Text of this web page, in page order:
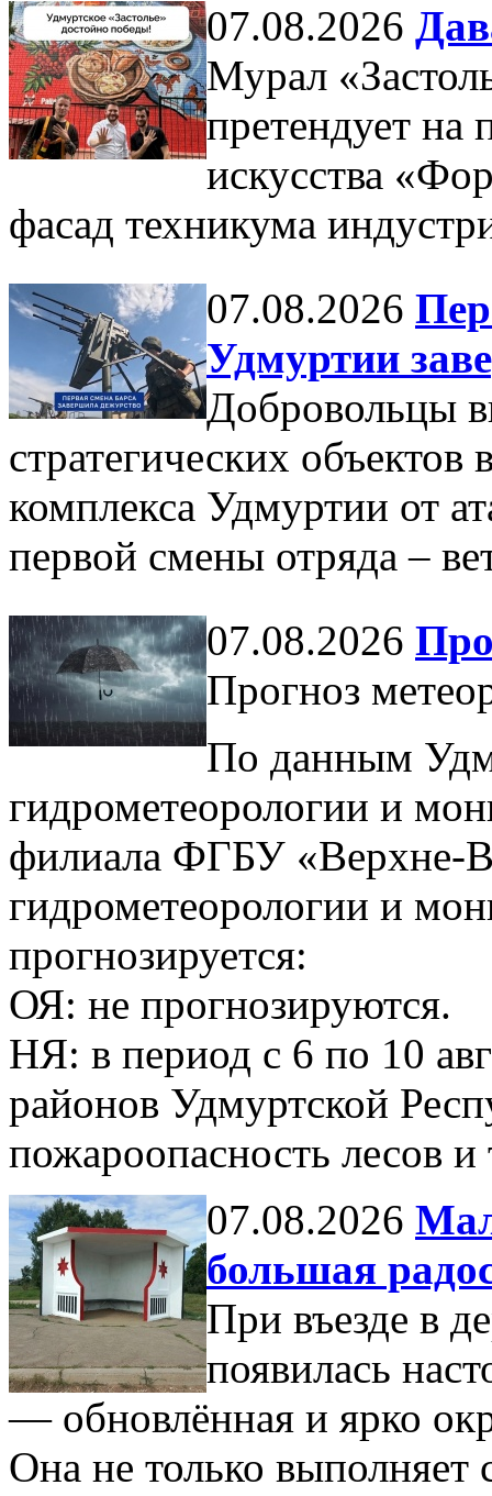
07.08.2026
Мурал
претендует на
искусства
фасад техникума
07.08.2026
Удмуртии
Добровольцы
стратегических
комплекса Удмуртии от
первой смены отряда –
07.08.2026
Прогноз
По данным
гидрометеорологии и
филиала ФГБУ «Верхне-
гидрометеорологии и
прогнозируется:
ОЯ: не прогнозируются.
НЯ: в период с 6 по 10
районов Удмуртской
пожароопасность лесов
07.08.2026
большая
При въезде в
появилась
— обновлённая и ярко
Она не только